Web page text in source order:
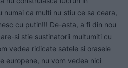
numai ca multi nu stiu ce sa ceara,
cu putin!!! De-asta, a fi din nou
si stie sustinatorii multumiti cu
vedea ridicate satele si orasele
europene, nu vom vedea nici